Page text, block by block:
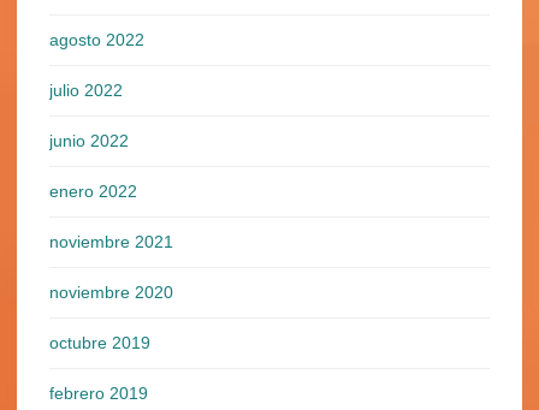
agosto 2022
julio 2022
junio 2022
enero 2022
noviembre 2021
noviembre 2020
octubre 2019
febrero 2019